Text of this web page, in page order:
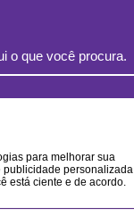
para melhorar sua
publicidade personalizada
está ciente e de acordo.